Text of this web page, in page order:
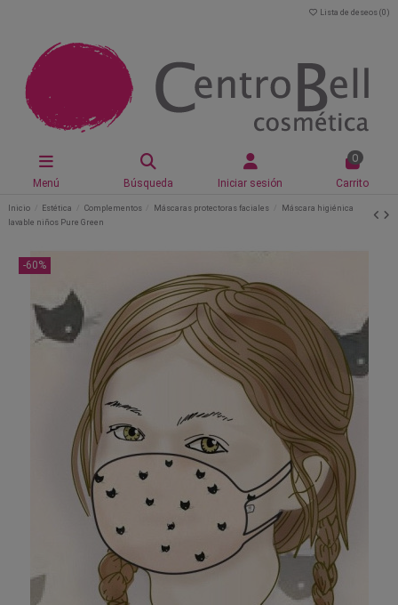
Lista de deseos (0 )
Menú Búsqueda Iniciar sesión
0
Carrito
Inicio Estética Complementos Máscaras protectoras faciales
Máscara higiénica
lavable niños Pure Green
-60%